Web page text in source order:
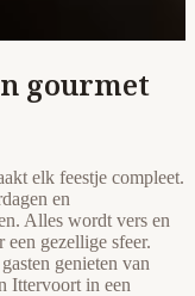
gourmet
elk feestje compleet.
en
Alles wordt vers en
gezellige sfeer.
genieten van
Ittervoort in een